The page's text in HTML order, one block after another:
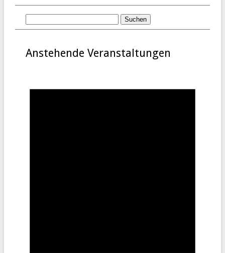
Anstehende Veranstaltungen